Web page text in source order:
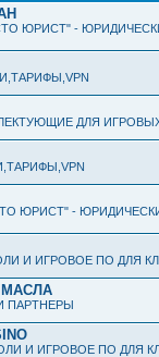
ЮРИСТ" -
ДЛЯ
ЮРИСТ" -
И ИГРОВОЕ ПО ДЛЯ
МАСЛА
ПАРТНЕРЫ
И ИГРОВОЕ ПО ДЛЯ